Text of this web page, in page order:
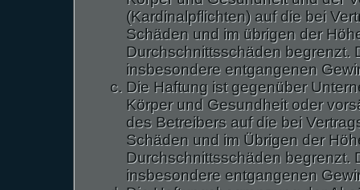
(Kardinalpflichten) auf die bei
Schäden und im übrigen der
Durchschnittsschäden begrenzt.
insbesondere entgangenen
Die Haftung ist gegenüber
Körper und Gesundheit oder
des Betreibers auf die bei
Schäden und im Übrigen der
Durchschnittsschäden begrenzt.
insbesondere entgangenen